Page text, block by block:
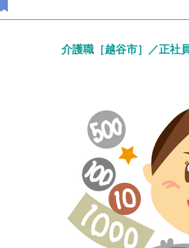
介護職［越谷市］／正社